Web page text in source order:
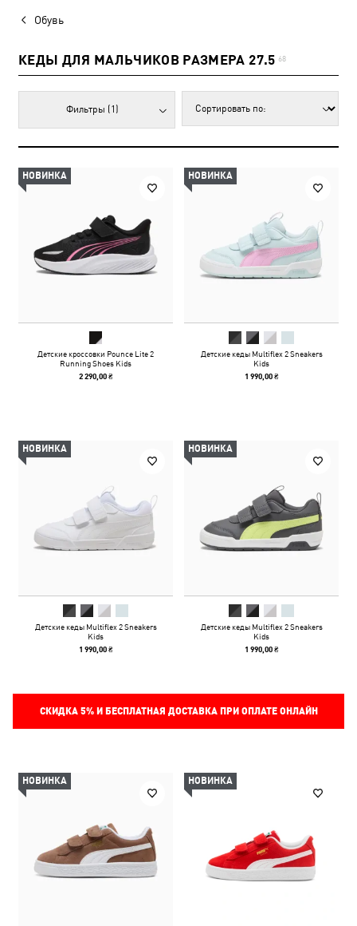
Обувь
КЕДЫ ДЛЯ МАЛЬЧИКОВ РАЗМЕРА 27.5 68
Фильтры (1)
НОВИНКА
Детские кроссовки Pounce Lite 2
Running Shoes Kids
2 290,00 ₴
НОВИНКА
Детские кеды Multiflex 2 Sneakers
Kids
1 990,00 ₴
НОВИНКА
Детские кеды Multiflex 2 Sneakers
Kids
1 990,00 ₴
НОВИНКА
Детские кеды Multiflex 2 Sneakers
Kids
1 990,00 ₴
СКИДКА 5%И БЕСПЛАТНАЯ ДОСТАВКА ПРИ ОПЛАТЕ ОНЛАЙН
НОВИНКА НОВИНКА